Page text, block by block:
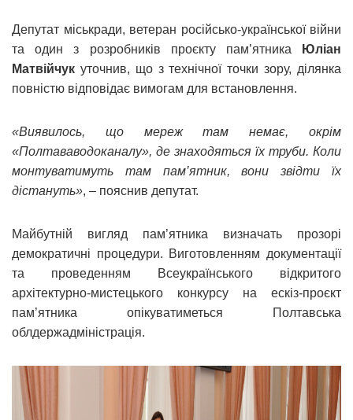
Депутат міськради, ветеран російсько-української війни
та один з розробників проєкту пам’ятника
Юліан
Матвійчук уточнив, що з технічної точки зору, ділянка
повністю відповідає вимогам для встановлення.
«Виявилось, що мереж там немає, окрім
«Полтававодоканалу», де знаходяться їх труби. Коли
монтуватимуть там пам’ятник, вони звідти їх
дістануть», – пояснив депутат.
Майбутній вигляд пам’ятника визначать прозорі
демократичні процедури. Виготовленням документації
та проведенням Всеукраїнського відкритого
архітектурно-мистецького конкурсу на ескіз-проєкт
пам’ятника опікуватиметься Полтавська
облдержадміністрація.